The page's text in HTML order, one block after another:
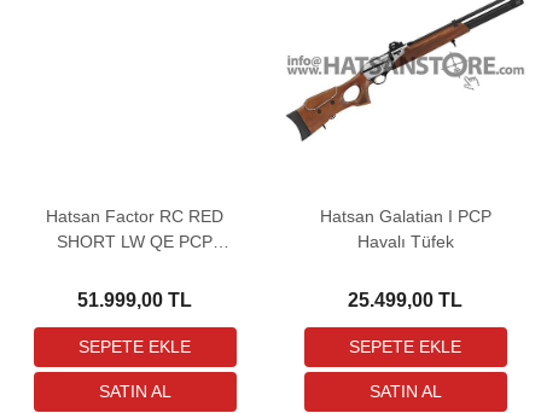
Hatsan Factor RC RED
SHORT LW QE PCP
51.999,00 TL
Hatsan Galatian I PCP
Havalı Tüfek
25.499,00 TL